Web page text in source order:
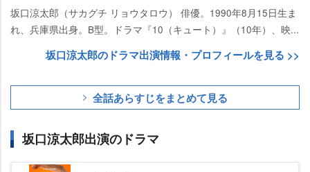
坂口涼太郎（サカグチ リョウタロウ） 俳優。1990年8月15日生ま
れ、兵庫県出身。B型。ドラマ『10（キュート）』（10年）、映...
坂口涼太郎のドラマ出演情報・プロフィールを見る >>
全話あらすじをまとめて見る
坂口涼太郎出演のドラマ